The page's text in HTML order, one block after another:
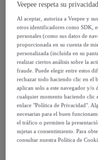
79, €
-57%
Guía de tallas
Vendido porGrupo DS
Entrega
Envío gratis
Veepee respeta su privacidad
Al aceptar, autoriza a Veepee y
otros identificadores como SDK,
personales (como sus datos de
proporcionada en su cuenta de
personalizada (incluida en su
realizar ciertos análisis sobre la
fraude. Puede elegir entre estos
rechazar todo haciendo clic en el
aplican solo a este navegador y/o
cualquier momento haciendo clic
enlace "Política de Privacidad".
necesarias para el buen
el tráfico o permiten la
sujetas a consentimiento. Para
consultar nuestra Política de